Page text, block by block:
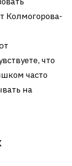
Колмогорова-
что
часто
на